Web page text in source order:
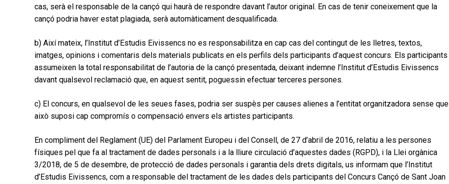
cas, serà el responsable de la cançó qui haurà de respondre davant l’autor original. En cas de tenir coneixement que la
cançó podria haver estat plagiada, serà automàticament desqualificada.
b) Així mateix, l’Institut d’Estudis Eivissencs no es responsabilitza en cap cas del contingut de les lletres, textos,
imatges, opinions i comentaris dels materials publicats en els perfils dels participants d’aquest concurs. Els participants
assumeixen la total responsabilitat de l’autoria de la cançó presentada, deixant indemne l’Institut d’Estudis Eivissencs
davant qualsevol reclamació que, en aquest sentit, poguessin efectuar terceres persones.
c) El concurs, en qualsevol de les seues fases, podria ser suspès per causes alienes a l’entitat organitzadora sense que
això suposi cap compromís o compensació envers els artistes participants.
En compliment del Reglament (UE) del Parlament Europeu i del Consell, de 27 d’abril de 2016, relatiu a les persones
físiques pel que fa al tractament de dades personals i a la lliure circulació d’aquestes dades (RGPD), i la Llei orgànica
3/2018, de 5 de desembre, de protecció de dades personals i garantia dels drets digitals, us informam que l’Institut
d’Estudis Eivissencs, com a responsable del tractament de les dades dels participants del Concurs Cançó de Sant Joan